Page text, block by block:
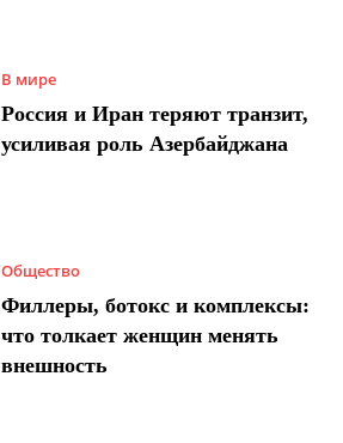
В мире
Россия и Иран теряют транзит,
усиливая роль Азербайджана
Общество
Филлеры, ботокс и комплексы:
что толкает женщин менять
внешность